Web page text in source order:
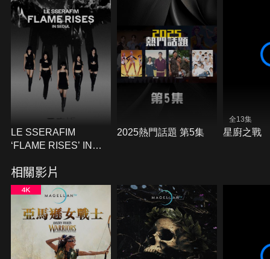
LE SSERAFIM
‘FLAME RISES’ IN
2025熱門話題 第5集
全13集
星廚之戰
相關影片